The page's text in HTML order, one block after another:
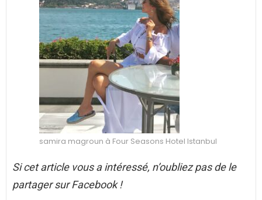
samira magroun à Four Seasons Hotel Istanbul
Si cet article vous a intéressé, n’oubliez pas de le
partager sur Facebook !